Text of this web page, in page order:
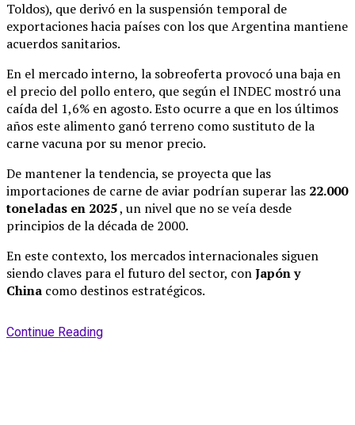
Toldos), que derivó en la suspensión temporal de
exportaciones hacia países con los que Argentina mantiene
acuerdos sanitarios.
En el mercado interno, la sobreoferta provocó una baja en
el precio del pollo entero, que según el INDEC mostró una
caída del 1,6% en agosto. Esto ocurre a que en los últimos
años este alimento ganó terreno como sustituto de la
carne vacuna por su menor precio.
De mantener la tendencia, se proyecta que las
importaciones de carne de aviar podrían superar las 22.000
toneladas en 2025, un nivel que no se veía desde
principios de la década de 2000.
En este contexto, los mercados internacionales siguen
siendo claves para el futuro del sector, conJapón y
China como destinos estratégicos.
Continue Reading